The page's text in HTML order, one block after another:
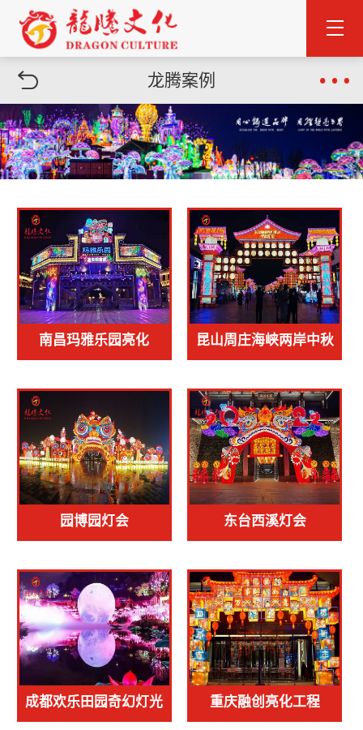
龙腾案例
南昌玛雅乐园亮化 昆山周庄海峡两岸中秋
园博园灯会 东台西溪灯会
成都欢乐田园奇幻灯光 重庆融创亮化工程